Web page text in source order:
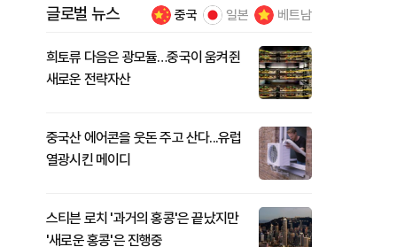
글로벌 뉴스 중국 일본 베트남
희토류 다음은 광모듈…중국이 움켜쥔
새로운 전략자산
중국산 에어콘을 웃돈 주고 산다...유럽
열광시킨 메이디
스티븐 로치 '과거의 홍콩'은 끝났지만
'새로운 홍콩'은 진행중